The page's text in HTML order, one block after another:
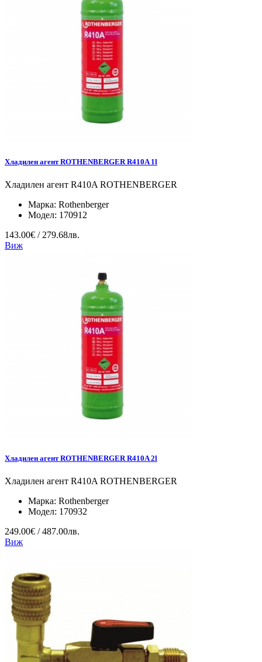
Хладилен агент ROTHENBERGER R410A 1l
Хладилен агент R410A ROTHENBERGER
Марка: Rothenberger
Модел: 170912
143.00€ / 279.68лв.
Виж
Хладилен агент ROTHENBERGER R410A 2l
Хладилен агент R410A ROTHENBERGER
Марка: Rothenberger
Модел: 170932
249.00€ / 487.00лв.
Виж